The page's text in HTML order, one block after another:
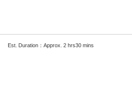
Est. Duration：Approx. 2 hrs30 mins